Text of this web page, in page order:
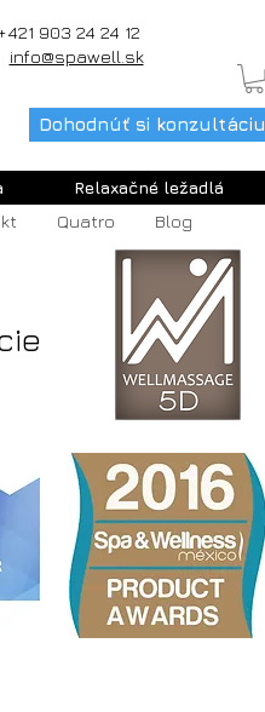
info@spawell.sk
903 24 24 12
Dohodnúť si konzultáciu
Relaxačné ležadlá
Quatro Blog